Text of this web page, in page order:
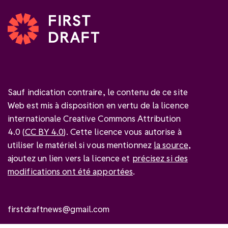
Sauf indication contraire, le contenu de ce site
Web est mis à disposition en vertu de la licence
internationale Creative Commons Attribution
4.0 (CC BY 4.0). Cette licence vous autorise à
utiliser le matériel si vous mentionnez la source,
ajoutez un lien vers la licence et précisez si des
modifications ont été apportées.
firstdraftnews@gmail.com